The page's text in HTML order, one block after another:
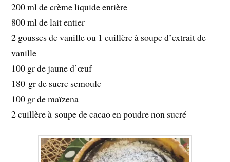
200 ml de crème liquide entière
800 ml de lait entier
2 gousses de vanille ou 1 cuillère à soupe d’extrait de
vanille
100 gr de jaune d’œuf
180 gr de sucre semoule
100 gr de maïzena
2 cuillère à soupe de cacao en poudre non sucré